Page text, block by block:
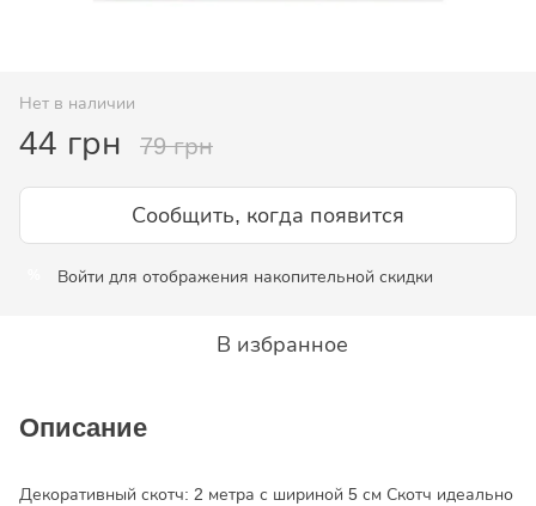
Нет в наличии
44 грн 79 грн
Сообщить, когда появится
Войти для отображения накопительной скидки
В избранное
Описание
Декоративный скотч: 2 метра с шириной 5 см Скотч идеально